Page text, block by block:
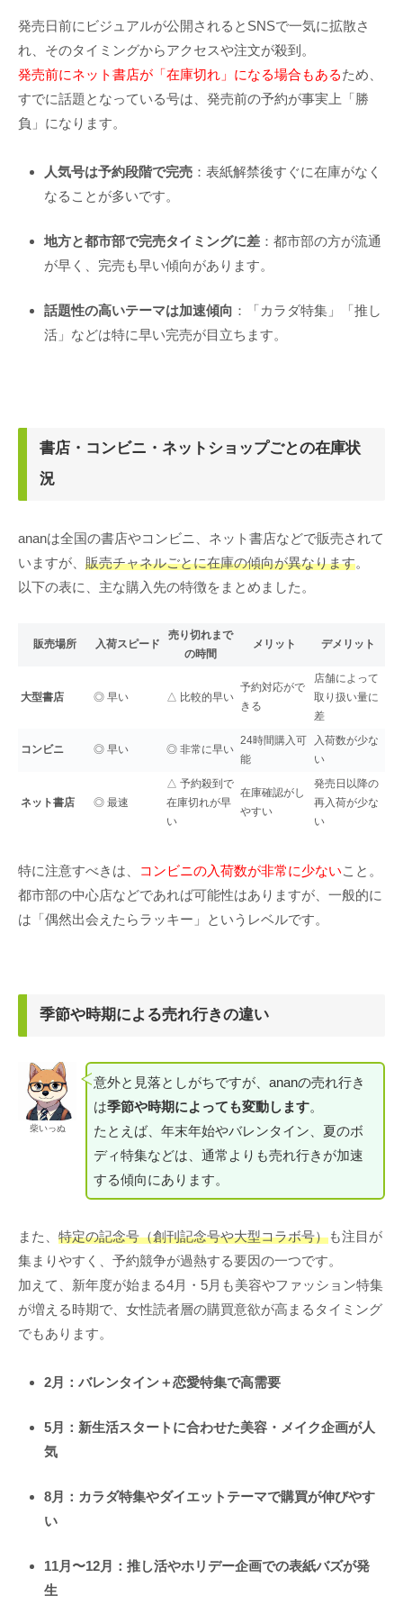
発売日前にビジュアルが公開されるとSNSで一気に拡散さ
れ、そのタイミングからアクセスや注文が殺到。
発売前にネット書店が「在庫切れ」になる場合もあるため、
すでに話題となっている号は、発売前の予約が事実上「勝
負」になります。
人気号は予約段階で完売 ：表紙解禁後すぐに在庫がなく
なることが多いです。
地方と都市部で完売タイミングに差 ：都市部の方が流通
が早く、完売も早い傾向があります。
話題性の高いテーマは加速傾向 ：「カラダ特集」「推し
活」などは特に早い完売が目立ちます。
書店・コンビニ・ネットショップごとの在庫状
況
ananは全国の書店やコンビニ、ネット書店などで販売されて
いますが、 販売チャネルごとに在庫の傾向が異なります。
以下の表に、主な購入先の特徴をまとめました。
販売場所 入荷スピード
売り切れまで
の時間
メリット デメリット
大型書店 ◎ 早い △ 比較的早い
予約対応がで
きる
店舗によって
取り扱い量に
差
コンビニ ◎ 早い ◎ 非常に早い
24時間購入可
能
入荷数が少な
い
ネット書店 ◎ 最速
△ 予約殺到で
在庫切れが早
い
在庫確認がし
やすい
発売日以降の
再入荷が少な
い
特に注意すべきは、 コンビニの入荷数が非常に少ないこと。
都市部の中心店などであれば可能性はありますが、一般的に
は「偶然出会えたらラッキー」というレベルです。
季節や時期による売れ行きの違い
柴いっぬ
意外と見落としがちですが、ananの売れ行き
は季節や時期によっても変動します。
たとえば、年末年始やバレンタイン、夏のボ
ディ特集などは、通常よりも売れ行きが加速
する傾向にあります。
また、 特定の記念号（創刊記念号や大型コラボ号）も注目が
集まりやすく、予約競争が過熱する要因の一つです。
加えて、新年度が始まる4月・5月も美容やファッション特集
が増える時期で、女性読者層の購買意欲が高まるタイミング
でもあります。
2月：バレンタイン＋恋愛特集で高需要
5月：新生活スタートに合わせた美容・メイク企画が人
気
8月：カラダ特集やダイエットテーマで購買が伸びやす
い
11月〜12月：推し活やホリデー企画での表紙バズが発
生